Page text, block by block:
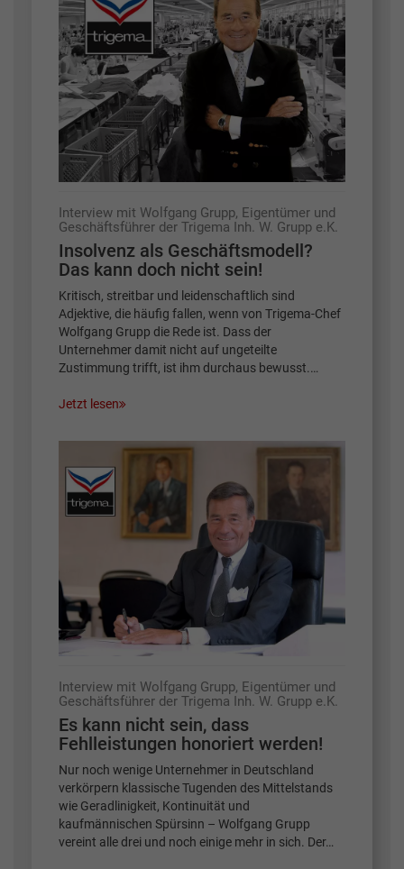
Interview mit Wolfgang Grupp, Eigentümer und
Geschäftsführer der Trigema Inh. W. Grupp e.K.
Insolvenz als Geschäftsmodell?
Das kann doch nicht sein!
Kritisch, streitbar und leidenschaftlich sind
Adjektive, die häufig fallen, wenn von Trigema-Chef
Wolfgang Grupp die Rede ist. Dass der
Unternehmer damit nicht auf ungeteilte
Zustimmung trifft, ist ihm durchaus bewusst.…
Jetzt lesen
Interview mit Wolfgang Grupp, Eigentümer und
Geschäftsführer der Trigema Inh. W. Grupp e.K.
Es kann nicht sein, dass
Fehlleistungen honoriert werden!
Nur noch wenige Unternehmer in Deutschland
verkörpern klassische Tugenden des Mittelstands
wie Geradlinigkeit, Kontinuität und
kaufmännischen Spürsinn – Wolfgang Grupp
vereint alle drei und noch einige mehr in sich. Der…